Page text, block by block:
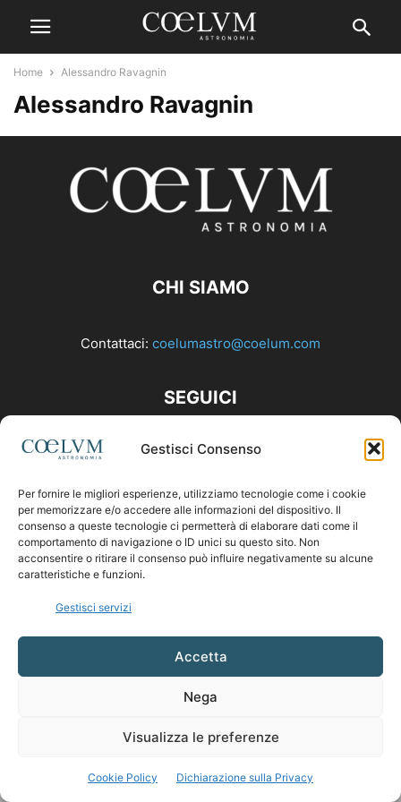
Gestisci Consenso
Per fornire le migliori esperienze, utilizziamo tecnologie come i cookie
per memorizzare e/o accedere alle informazioni del dispositivo. Il
consenso a queste tecnologie ci permetterà di elaborare dati come il
comportamento di navigazione o ID unici su questo sito. Non
acconsentire o ritirare il consenso può influire negativamente su alcune
caratteristiche e funzioni.
Gestisci servizi
Accetta
Nega
Visualizza le preferenze
Cookie Policy Dichiarazione sulla Privacy
Home Alessandro Ravagnin
Alessandro Ravagnin
CHI SIAMO
Contattaci: coelumastro@coelum.com
SEGUICI